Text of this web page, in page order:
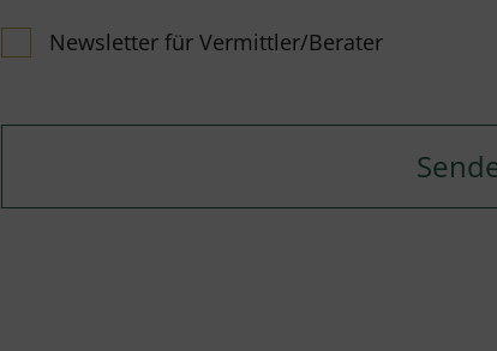
Newsletter für Vermittler/Berater